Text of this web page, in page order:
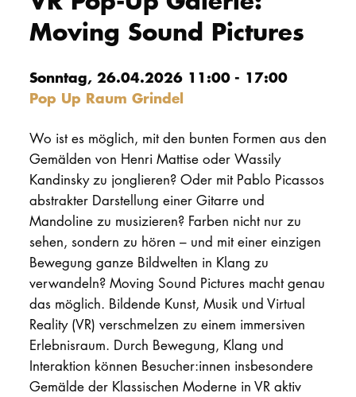
Moving Sound Pictures
Sonntag, 26.04.2026 11:00 - 17:00
Pop Up Raum Grindel
Wo ist es möglich, mit den bunten Formen aus den
Gemälden von Henri Mattise oder Wassily
Kandinsky zu jonglieren? Oder mit Pablo Picassos
abstrakter Darstellung einer Gitarre und
Mandoline zu musizieren? Farben nicht nur zu
sehen, sondern zu hören – und mit einer einzigen
Bewegung ganze Bildwelten in Klang zu
verwandeln? Moving Sound Pictures macht genau
das möglich. Bildende Kunst, Musik und Virtual
Reality (VR) verschmelzen zu einem immersiven
Erlebnisraum. Durch Bewegung, Klang und
Interaktion können Besucher:innen insbesondere
Gemälde der Klassischen Moderne in VR aktiv
Intranet